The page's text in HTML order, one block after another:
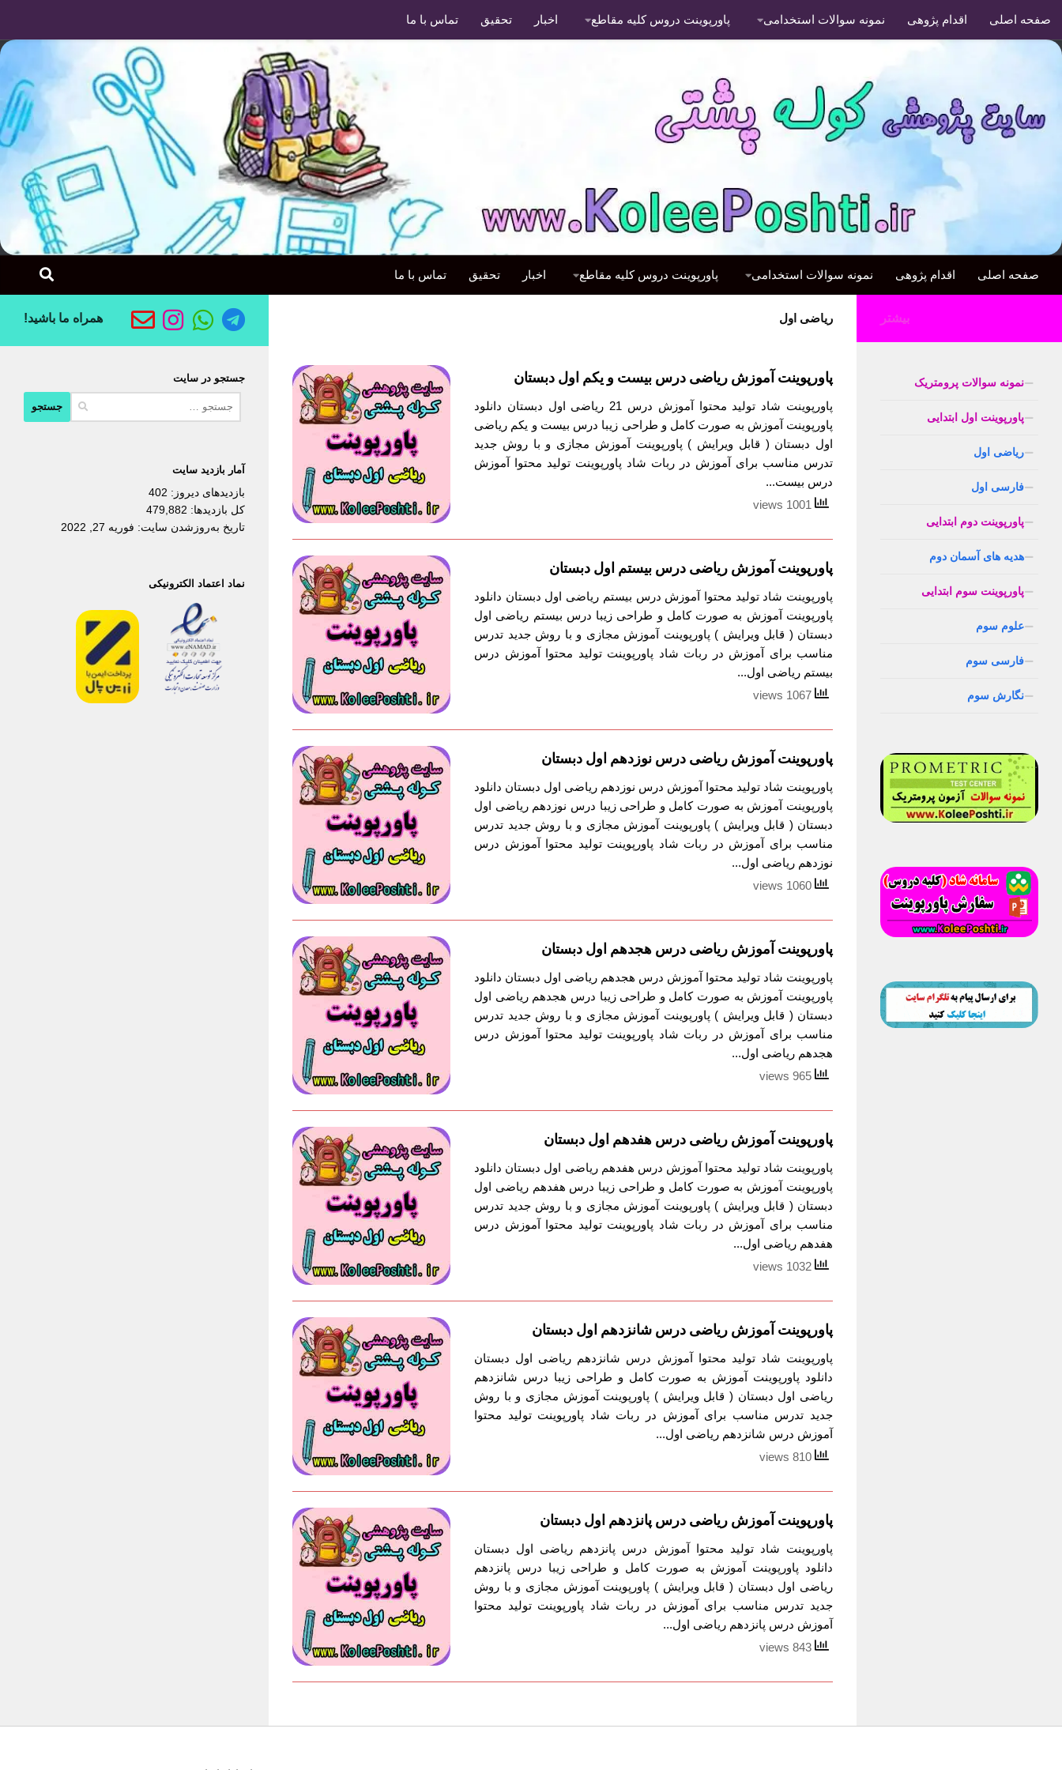
صفحه اصلی اقدام پژوهی نمونه سوالات استخدامی پاورپوینت دروس کلیه مقاطع اخبار تحقیق تماس با ما
صفحه اصلی اقدام پژوهی نمونه سوالات استخدامی پاورپوینت دروس کلیه مقاطع اخبار تحقیق تماس با ما
ریاضی اول
پاورپوینت آموزش ریاضی درس بیست و یکم اول دبستان
پاورپوینت شاد تولید محتوا آموزش درس 21 ریاضی اول دبستان دانلود
پاورپوینت آموزش به صورت کامل و طراحی زیبا درس بیست و یکم ریاضی
اول دبستان ( قابل ویرایش ) پاورپوینت آموزش مجازی و با روش جدید
تدرس مناسب برای آموزش در ربات شاد پاورپوینت تولید محتوا آموزش
درس بیست...
پاورپوینت آموزش ریاضی درس بیستم اول دبستان
پاورپوینت شاد تولید محتوا آموزش درس بیستم ریاضی اول دبستان دانلود
پاورپوینت آموزش به صورت کامل و طراحی زیبا درس بیستم ریاضی اول
دبستان ( قابل ویرایش ) پاورپوینت آموزش مجازی و با روش جدید تدرس
مناسب برای آموزش در ربات شاد پاورپوینت تولید محتوا آموزش درس
بیستم ریاضی اول...
پاورپوینت آموزش ریاضی درس نوزدهم اول دبستان
پاورپوینت شاد تولید محتوا آموزش درس نوزدهم ریاضی اول دبستان دانلود
پاورپوینت آموزش به صورت کامل و طراحی زیبا درس نوزدهم ریاضی اول
دبستان ( قابل ویرایش ) پاورپوینت آموزش مجازی و با روش جدید تدرس
مناسب برای آموزش در ربات شاد پاورپوینت تولید محتوا آموزش درس
نوزدهم ریاضی اول...
پاورپوینت آموزش ریاضی درس هجدهم اول دبستان
پاورپوینت شاد تولید محتوا آموزش درس هجدهم ریاضی اول دبستان دانلود
پاورپوینت آموزش به صورت کامل و طراحی زیبا درس هجدهم ریاضی اول
دبستان ( قابل ویرایش ) پاورپوینت آموزش مجازی و با روش جدید تدرس
مناسب برای آموزش در ربات شاد پاورپوینت تولید محتوا آموزش درس
هجدهم ریاضی اول...
پاورپوینت آموزش ریاضی درس هفدهم اول دبستان
پاورپوینت شاد تولید محتوا آموزش درس هفدهم ریاضی اول دبستان دانلود
پاورپوینت آموزش به صورت کامل و طراحی زیبا درس هفدهم ریاضی اول
دبستان ( قابل ویرایش ) پاورپوینت آموزش مجازی و با روش جدید تدرس
مناسب برای آموزش در ربات شاد پاورپوینت تولید محتوا آموزش درس
هفدهم ریاضی اول...
پاورپوینت آموزش ریاضی درس شانزدهم اول دبستان
پاورپوینت شاد تولید محتوا آموزش درس شانزدهم ریاضی اول دبستان
دانلود پاورپوینت آموزش به صورت کامل و طراحی زیبا درس شانزدهم
ریاضی اول دبستان ( قابل ویرایش ) پاورپوینت آموزش مجازی و با روش
جدید تدرس مناسب برای آموزش در ربات شاد پاورپوینت تولید محتوا
آموزش درس شانزدهم ریاضی اول...
پاورپوینت آموزش ریاضی درس پانزدهم اول دبستان
پاورپوینت شاد تولید محتوا آموزش درس پانزدهم ریاضی اول دبستان
دانلود پاورپوینت آموزش به صورت کامل و طراحی زیبا درس پانزدهم
ریاضی اول دبستان ( قابل ویرایش ) پاورپوینت آموزش مجازی و با روش
جدید تدرس مناسب برای آموزش در ربات شاد پاورپوینت تولید محتوا
آموزش درس پانزدهم ریاضی اول...
همراه ما باشید!
جستجو در سایت
آمار بازدید سایت
بازدیدهای دیروز: 402
کل بازدیدها: 479,882
تاریخ به‌روزشدن سایت: فوریه 27, 2022
نماد اعتماد الکترونیکی
بیشتر
نمونه سوالات پرومتریک
پاورپوینت اول ابتدایی
ریاضی اول
فارسی اول
پاورپوینت دوم ابتدایی
هدیه های آسمان دوم
پاورپوینت سوم ابتدایی
علوم سوم
فارسی سوم
نگارش سوم